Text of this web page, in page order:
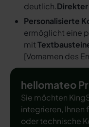
deutlich.
Personalisierte
ermöglicht eine
mit
[Vornamen des
hellomateo
Sie möchten
integrieren, Ihnen
oder technische